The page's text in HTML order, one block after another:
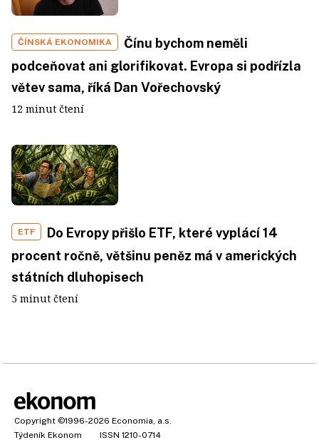
ČÍNSKÁ EKONOMIKA
Čínu bychom neměli
podceňovat ani glorifikovat. Evropa si podřízla
větev sama, říká Dan Vořechovský
12 minut čtení
ETF
Do Evropy přišlo ETF, které vyplácí 14
procent ročně, většinu peněz má v amerických
státních dluhopisech
5 minut čtení
Copyright ©1996-2026 Economia, a.s.
Týdeník Ekonom
ISSN 1210-0714